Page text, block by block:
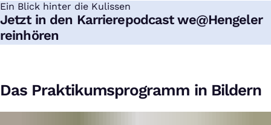
Ein Blick hinter die Kulissen
:
Jetzt in den Karrierepodcast we@Hengeler
reinhören
Das Praktikumsprogramm in Bildern